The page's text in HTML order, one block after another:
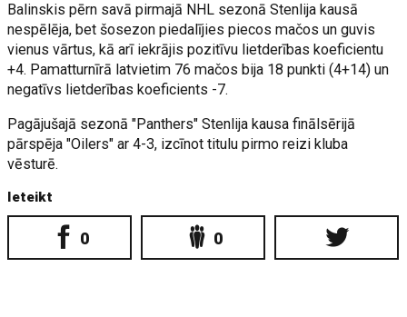
Balinskis pērn savā pirmajā NHL sezonā Stenlija kausā
nespēlēja, bet šosezon piedalījies piecos mačos un guvis
vienus vārtus, kā arī iekrājis pozitīvu lietderības koeficientu
+4. Pamatturnīrā latvietim 76 mačos bija 18 punkti (4+14) un
negatīvs lietderības koeficients -7.
Pagājušajā sezonā "Panthers" Stenlija kausa finālsērijā
pārspēja "Oilers" ar 4-3, izcīnot titulu pirmo reizi kluba
vēsturē.
Ieteikt
0 0